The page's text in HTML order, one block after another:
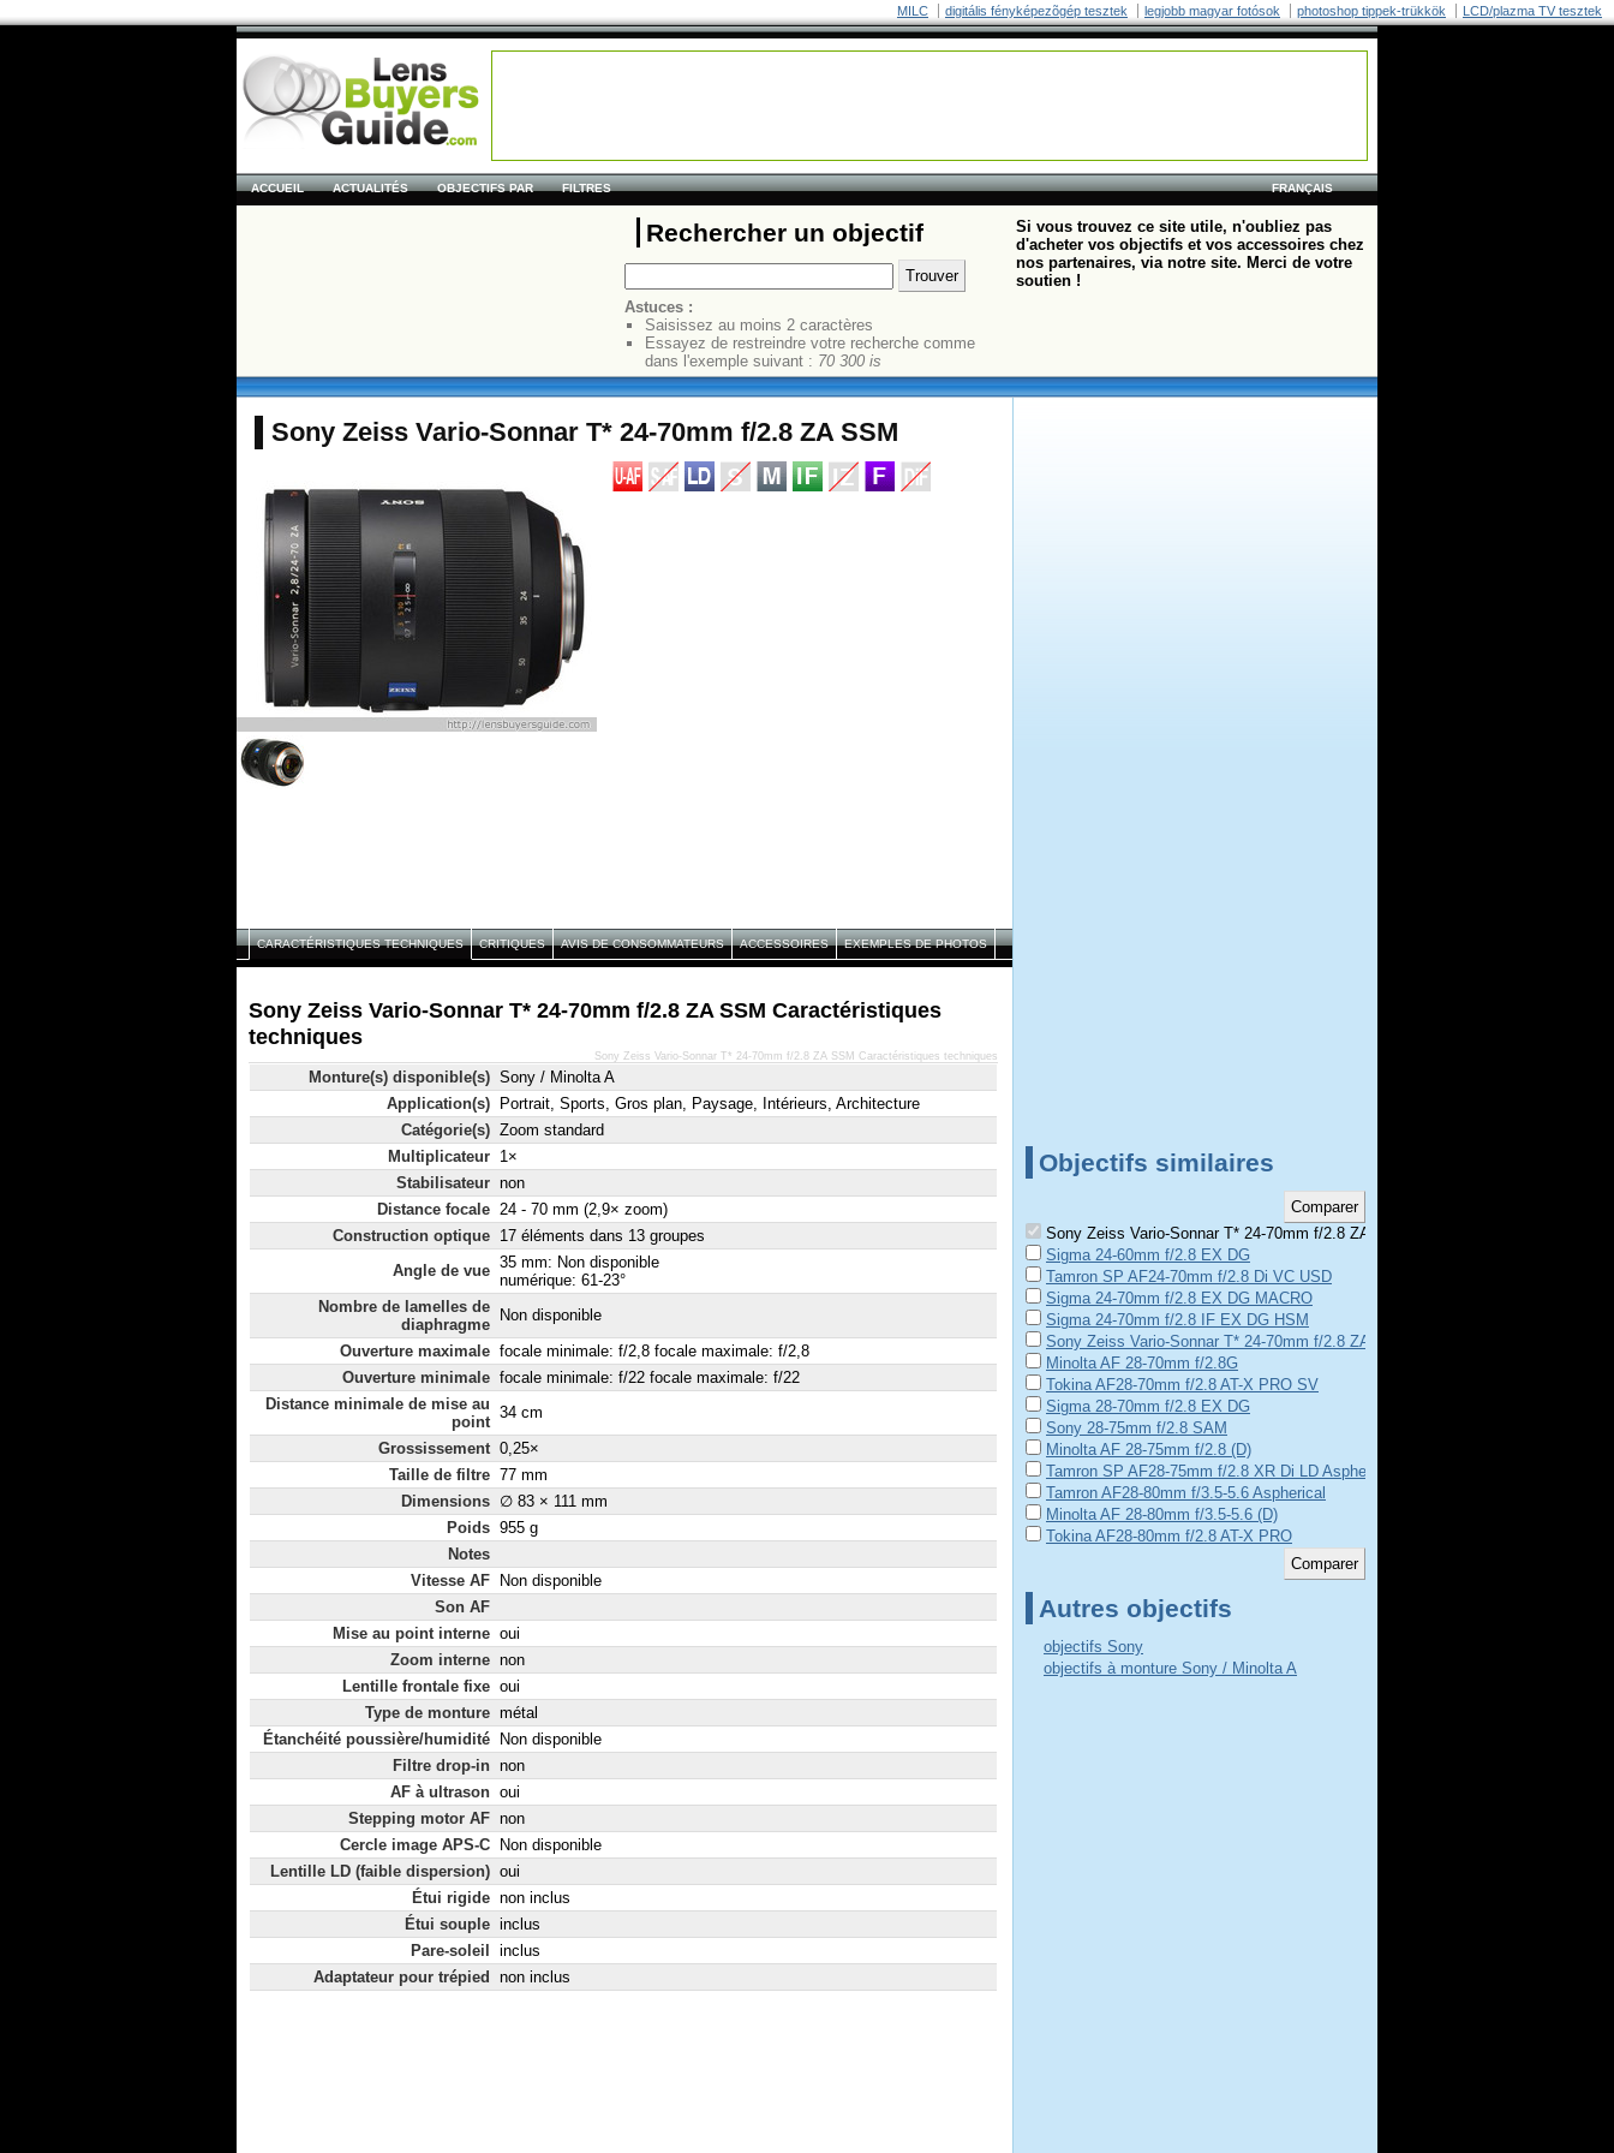
MILC digitális fényképezõgép tesztek legjobb magyar fotósok photoshop tippek-trükkök LCD/plazma TV tesztek
FRANÇAIS
ACCUEIL ACTUALITÉS OBJECTIFS PAR FILTRES
Rechercher un objectif
Astuces :
Saisissez au moins 2 caractères
Essayez de restreindre votre recherche comme
dans l'exemple suivant : 70 300 is
Si vous trouvez ce site utile, n'oubliez pas
d'acheter vos objectifs et vos accessoires chez
nos partenaires, via notre site. Merci de votre
soutien !
Sony Zeiss Vario-Sonnar T* 24-70mm f/2.8 ZA SSM
CARACTÉRISTIQUES TECHNIQUES CRITIQUES AVIS DE CONSOMMATEURS ACCESSOIRES EXEMPLES DE PHOTOS
Sony Zeiss Vario-Sonnar T* 24-70mm f/2.8 ZA SSM Caractéristiques
techniques
Monture(s) disponible(s) Sony / Minolta A
Application(s)
Portrait, Sports, Gros plan, Paysage, Intérieurs, Architecture
Catégorie(s) Zoom standard
Multiplicateur 1×
Stabilisateur non
Distance focale 24 - 70 mm (2,9× zoom)
Construction optique 17 éléments dans 13 groupes
Angle de vue 35 mm: Non disponible
numérique: 61-23°
Nombre de lamelles de
diaphragme
Non disponible
Ouverture maximale focale minimale: f/2,8 focale maximale: f/2,8
Ouverture minimale focale minimale: f/22 focale maximale: f/22
Distance minimale de mise au
point
34 cm
Grossissement 0,25×
Taille de filtre 77 mm
Dimensions ∅ 83 × 111 mm
Poids 955 g
Notes
Vitesse AF
Non disponible
Son AF
Mise au point interne oui
Zoom interne non
Lentille frontale fixe oui
Type de monture métal
Étanchéité poussière/humidité
Non disponible
Filtre drop-in non
AF à ultrason oui
Stepping motor AF non
Cercle image APS-C
Non disponible
Lentille LD (faible dispersion) oui
Étui rigide non inclus
Étui souple inclus
Pare-soleil
inclus
Adaptateur pour trépied
non inclus
Sony Zeiss Vario-Sonnar T* 24-70mm f/2.8 ZA SSM Caractéristiques techniques
Objectifs similaires
Sony Zeiss Vario-Sonnar T* 24-70mm f/2.8 ZA SSM
Sigma 24-60mm f/2.8 EX DG
Tamron SP AF24-70mm f/2.8 Di VC USD
Sigma 24-70mm f/2.8 EX DG MACRO
Sigma 24-70mm f/2.8 IF EX DG HSM
Sony Zeiss Vario-Sonnar T* 24-70mm f/2.8 ZA SSM II
Minolta AF 28-70mm f/2.8G
Tokina AF28-70mm f/2.8 AT-X PRO SV
Sigma 28-70mm f/2.8 EX DG
Sony 28-75mm f/2.8 SAM
Minolta AF 28-75mm f/2.8 (D)
Tamron SP AF28-75mm f/2.8 XR Di LD Aspherical
Tamron AF28-80mm f/3.5-5.6 Aspherical
Minolta AF 28-80mm f/3.5-5.6 (D)
Tokina AF28-80mm f/2.8 AT-X PRO
Autres objectifs
objectifs Sony
objectifs à monture Sony / Minolta A